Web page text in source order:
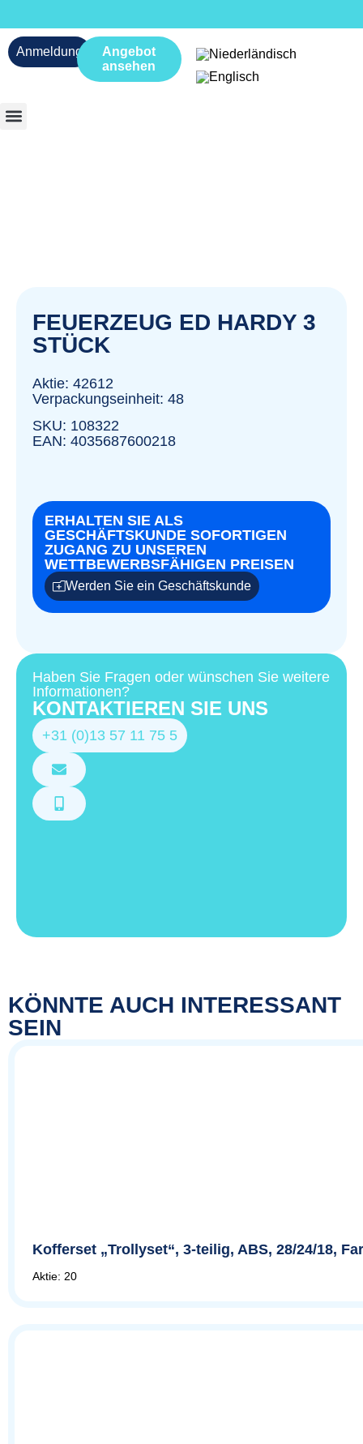
Anmeldung
Angebot
ansehen
FEUERZEUG ED HARDY 3
STÜCK
Aktie: 42612
Verpackungseinheit: 48
SKU: 108322
EAN: 4035687600218
ERHALTEN SIE ALS
GESCHÄFTSKUNDE SOFORTIGEN
ZUGANG ZU UNSEREN
WETTBEWERBSFÄHIGEN PREISEN
Werden Sie ein Geschäftskunde
Haben Sie Fragen oder wünschen Sie weitere
Informationen?
KONTAKTIEREN SIE UNS
+31 (0)13 57 11 75 5
KÖNNTE AUCH INTERESSANT
SEIN
Kofferset „Trollyset“, 3-teilig, ABS, 28/24/18,
Aktie: 20